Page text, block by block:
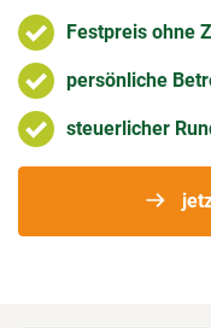
Festpreis ohne
persönliche
steuerlicher